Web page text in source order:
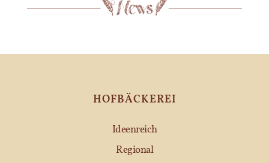
HOFBÄCKEREI
Ideenreich
Regional